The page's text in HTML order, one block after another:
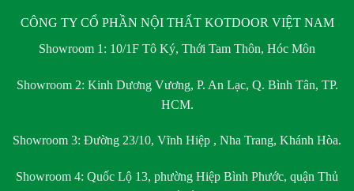
CÔNG TY CỔ PHẦN NỘI THẤT KOTDOOR VIỆT NAM
Showroom 1: 10/1F Tô Ký, Thới Tam Thôn, Hóc Môn
Showroom 2: Kinh Dương Vương, P. An Lạc, Q. Bình Tân, TP.
HCM.
Showroom 3: Đường 23/10, Vĩnh Hiệp , Nha Trang, Khánh Hòa.
Showroom 4: Quốc Lộ 13, phường Hiệp Bình Phước, quận Thủ